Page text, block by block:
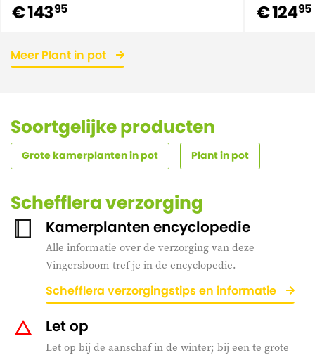
€ 14395 € 12495
Meer Plant in pot
Soortgelijke producten
Grote kamerplanten in pot Plant in pot
Schefflera verzorging
Kamerplanten encyclopedie
Alle informatie over de verzorging van deze
Vingersboom tref je in de encyclopedie.
Schefflera verzorgingstips en informatie
Let op
Let op bij de aanschaf in de winter; bij een te grote